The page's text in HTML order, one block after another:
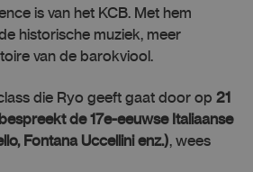
is van het KCB. Met hem
historische muziek, meer
van de barokviool.
die Ryo geeft gaat door op 21
de 17e-eeuwse Italiaanse
Fontana Uccellini enz.), wees